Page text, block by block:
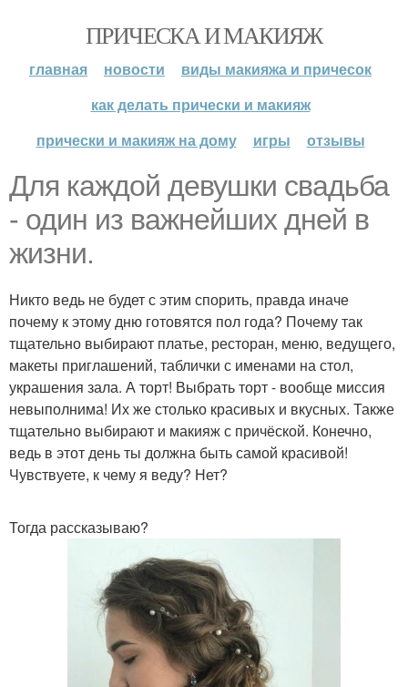
ПРИЧЕСКА И МАКИЯЖ
главная новости
виды макияжа и причесок
как делать прически и макияж
прически и макияж на дому
игры отзывы
Для каждой девушки свадьба
- один из важнейших дней в
жизни.
Никто ведь не будет с этим спорить, правда иначе
почему к этому дню готовятся пол года? Почему так
тщательно выбирают платье, ресторан, меню, ведущего,
макеты приглашений, таблички с именами на стол,
украшения зала. А торт! Выбрать торт - вообще миссия
невыполнима! Их же столько красивых и вкусных. Также
тщательно выбирают и макияж с причёской. Конечно,
ведь в этот день ты должна быть самой красивой!
Чувствуете, к чему я веду? Нет?
Тогда рассказываю?